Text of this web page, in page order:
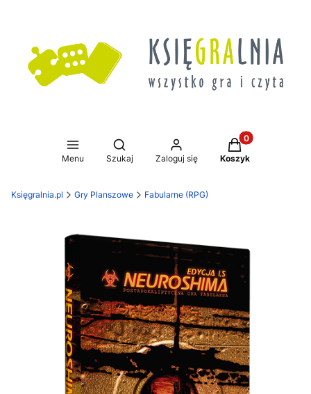
Menu
Otwórz wyszukiwarkę
Szukaj Zaloguj się
Produkty w
Koszyk
Księgralnia.pl Gry Planszowe Fabularne (RPG)